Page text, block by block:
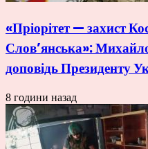
«Пріорітет — захист
Слов’янська»:
доповідь Президенту
8 години назад